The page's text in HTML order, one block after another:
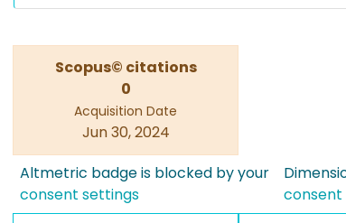
Scopus© citations
0
Acquisition Date
Jun 30, 2024
Altmetric badge is blocked by your
consent settings